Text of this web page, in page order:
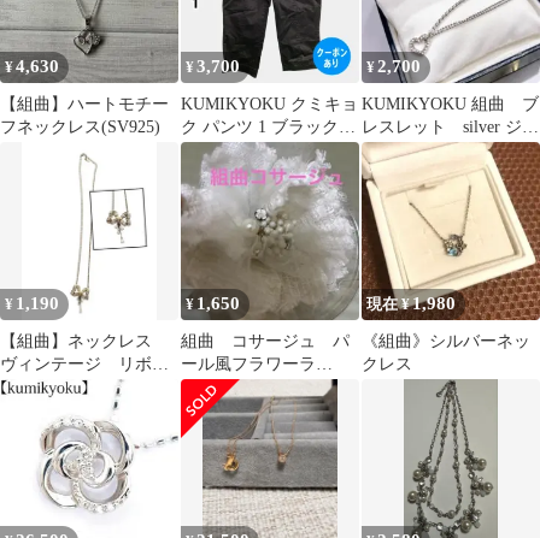
¥4,630
【組曲】ハートモチー
フネックレス(SV925)
¥3,700
KUMIKYOKU クミキョ
ク パンツ 1 ブラック
レディース
¥2,700
KUMIKYOKU 組曲 ブ
レスレット silver ジル
コニア
¥ 1,190
【組曲】ネックレス
ヴィンテージ リボン
モチーフ
¥ 1,650
組曲 コサージュ パ
ール風フラワーラ
メ ホワイトベージ
ュ系 入園入学卒園卒
業等
現在 ¥1,980
《組曲》シルバーネッ
クレス